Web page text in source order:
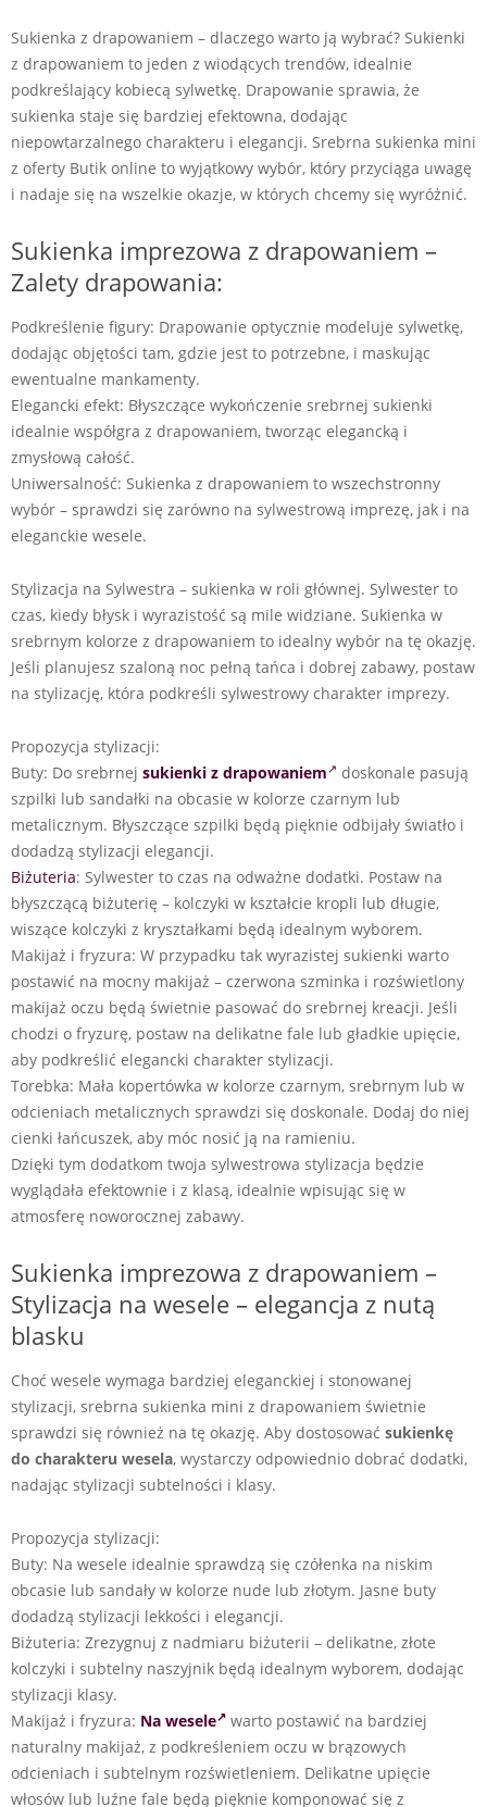
Sukienka z drapowaniem – dlaczego warto ją wybrać? Sukienki
z drapowaniem to jeden z wiodących trendów, idealnie
podkreślający kobiecą sylwetkę. Drapowanie sprawia, że
sukienka staje się bardziej efektowna, dodając
niepowtarzalnego charakteru i elegancji. Srebrna sukienka mini
z oferty Butik online to wyjątkowy wybór, który przyciąga uwagę
i nadaje się na wszelkie okazje, w których chcemy się wyróżnić.
Sukienka imprezowa z drapowaniem –
Zalety drapowania:
Podkreślenie figury: Drapowanie optycznie modeluje sylwetkę,
dodając objętości tam, gdzie jest to potrzebne, i maskując
ewentualne mankamenty.
Elegancki efekt: Błyszczące wykończenie srebrnej sukienki
idealnie współgra z drapowaniem, tworząc elegancką i
zmysłową całość.
Uniwersalność: Sukienka z drapowaniem to wszechstronny
wybór – sprawdzi się zarówno na sylwestrową imprezę, jak i na
eleganckie wesele.
Stylizacja na Sylwestra – sukienka w roli głównej. Sylwester to
czas, kiedy błysk i wyrazistość są mile widziane. Sukienka w
srebrnym kolorze z drapowaniem to idealny wybór na tę okazję.
Jeśli planujesz szaloną noc pełną tańca i dobrej zabawy, postaw
na stylizację, która podkreśli sylwestrowy charakter imprezy.
Propozycja stylizacji:
Buty: Do srebrnej sukienki z drapowaniem
doskonale pasują
szpilki lub sandałki na obcasie w kolorze czarnym lub
metalicznym. Błyszczące szpilki będą pięknie odbijały światło i
dodadzą stylizacji elegancji.
Biżuteria: Sylwester to czas na odważne dodatki. Postaw na
błyszczącą biżuterię – kolczyki w kształcie kropli lub długie,
wiszące kolczyki z kryształkami będą idealnym wyborem.
Makijaż i fryzura: W przypadku tak wyrazistej sukienki warto
postawić na mocny makijaż – czerwona szminka i rozświetlony
makijaż oczu będą świetnie pasować do srebrnej kreacji. Jeśli
chodzi o fryzurę, postaw na delikatne fale lub gładkie upięcie,
aby podkreślić elegancki charakter stylizacji.
Torebka: Mała kopertówka w kolorze czarnym, srebrnym lub w
odcieniach metalicznych sprawdzi się doskonale. Dodaj do niej
cienki łańcuszek, aby móc nosić ją na ramieniu.
Dzięki tym dodatkom twoja sylwestrowa stylizacja będzie
wyglądała efektownie i z klasą, idealnie wpisując się w
atmosferę noworocznej zabawy.
Sukienka imprezowa z drapowaniem –
Stylizacja na wesele – elegancja z nutą
blasku
Choć wesele wymaga bardziej eleganckiej i stonowanej
stylizacji, srebrna sukienka mini z drapowaniem świetnie
sprawdzi się również na tę okazję. Aby dostosować sukienkę
do charakteru wesela, wystarczy odpowiednio dobrać dodatki,
nadając stylizacji subtelności i klasy.
Propozycja stylizacji:
Buty: Na wesele idealnie sprawdzą się czółenka na niskim
obcasie lub sandały w kolorze nude lub złotym. Jasne buty
dodadzą stylizacji lekkości i elegancji.
Biżuteria: Zrezygnuj z nadmiaru biżuterii – delikatne, złote
kolczyki i subtelny naszyjnik będą idealnym wyborem, dodając
stylizacji klasy.
Makijaż i fryzura: Na wesele
warto postawić na bardziej
naturalny makijaż, z podkreśleniem oczu w brązowych
odcieniach i subtelnym rozświetleniem. Delikatne upięcie
włosów lub luźne fale będą pięknie komponować się z